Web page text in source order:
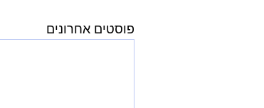
פוסטים אחרונים